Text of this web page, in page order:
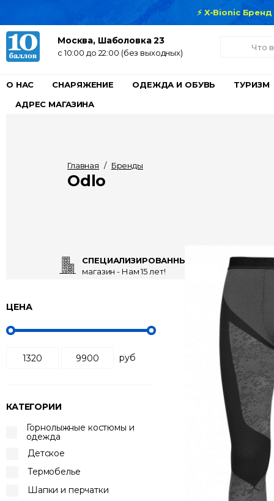
⚡ X-Bionic
Москва, Шаболовка 23
c 10:00 до 22:00 (без выходных)
О НАС СНАРЯЖЕНИЕ ОДЕЖДА И ОБУВЬ
ТУРИЗМ
АДРЕС МАГАЗИНА
Главная / Бренды
Odlo
СПЕЦИАЛИЗИРОВАННЫЙ
магазин - Нам 15 лет!
ЦЕНА
руб
КАТЕГОРИИ
Горнолыжные костюмы и
одежда
Детское
Термобелье
Шапки и перчатки
Сортировка: